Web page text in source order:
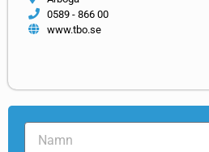
0589 - 866 00
www.tbo.se